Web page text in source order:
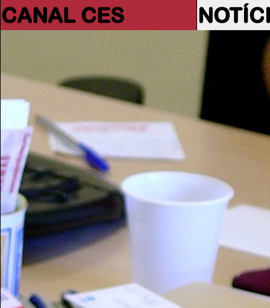
CANAL CES